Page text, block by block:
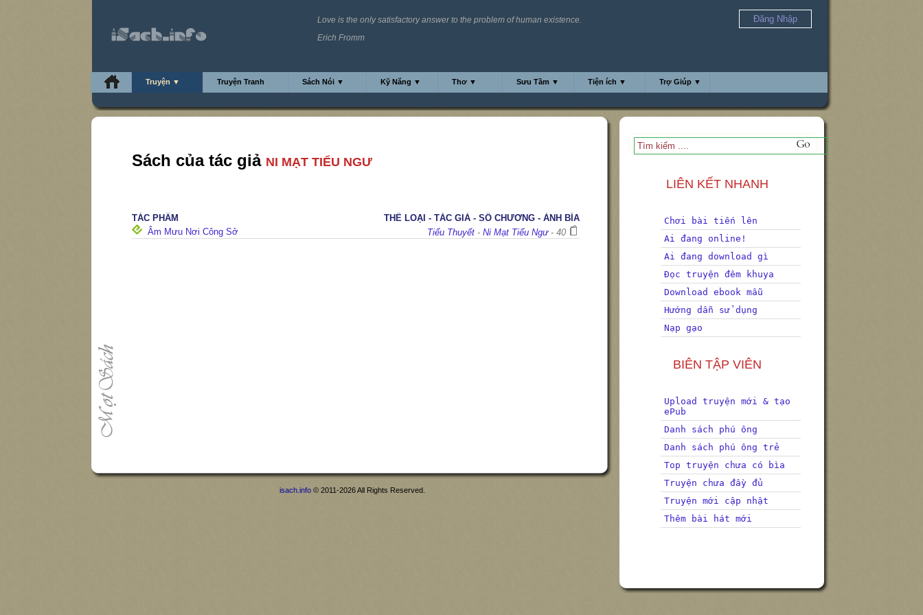
Love is the only satisfactory answer to the problem of human existence.
Erich Fromm
Đăng Nhập
Truyện ▼ Truyện Tranh Sách Nói ▼ Kỹ Năng ▼ Thơ ▼ Sưu Tầm ▼ Tiện ích ▼ Trợ Giúp ▼
LIÊN KẾT NHANH
Chơi bài tiến lên
Ai đang online!
Ai đang download gì
Đọc truyện đêm khuya
Download ebook mẫu
Hướng dẫn sử dụng
Nạp gạo
BIÊN TẬP VIÊN
Upload truyện mới & tạo
ePub
Danh sách phú ông
Danh sách phú ông trẻ
Top truyện chưa có bìa
Truyện chưa đầy đủ
Truyện mới cập nhật
Thêm bài hát mới
Sách của tác giả NI MẠT TIỂU NGƯ
TÁC PHẨM
THỂ LOẠI - TÁC GIẢ - SỐ CHƯƠNG - ẢNH BÌA
Âm Mưu Nơi Công Sở
Tiểu Thuyết - Ni Mạt Tiểu Ngư- 40
isach.info © 2011-2026 All Rights Reserved.